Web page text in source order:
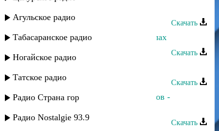
Агульское радио
Табасаранское радио
Ногайское радио
Татское радио
Радио Страна гор
Радио Nostalgie 93.9
Скачать
Руслан Гасанов - Ла илаха ила Аллах
Скачать
Скачать
Руслан Гасанов и Асланбек Идрисов -
Скачать